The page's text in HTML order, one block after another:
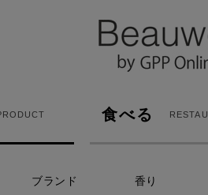
食べる
ブランド 香り